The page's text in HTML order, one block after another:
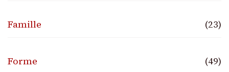
Famille (23)
Forme (49)